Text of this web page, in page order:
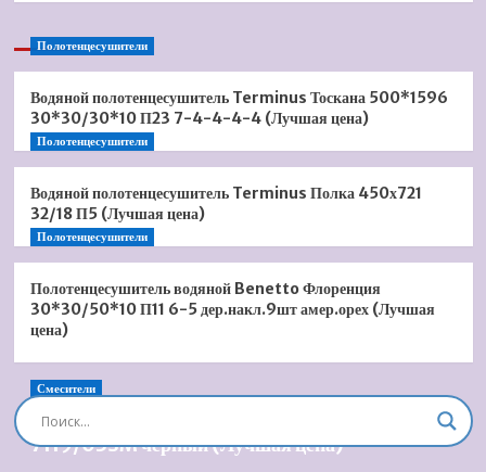
Полотенцесушители
Водяной полотенцесушитель Terminus Тоскана 500*1596
30*30/30*10 П23 7-4-4-4-4 (Лучшая цена)
Полотенцесушители
Водяной полотенцесушитель Terminus Полка 450х721
32/18 П5 (Лучшая цена)
Полотенцесушители
Полотенцесушитель водяной Benetto Флоренция
30*30/50*10 П11 6-5 дер.накл.9шт амер.орех (Лучшая
цена)
Смесители
Душевая система встроенная Timo Briana SX-
7119/03SM черный (Лучшая цена)